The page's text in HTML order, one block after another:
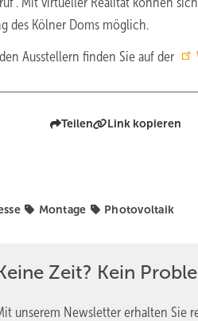
des Kölner Doms möglich.
Ausstellern finden Sie auf der
Teilen Link kopieren
Montage Photovoltaik
Zeit? Kein
unserem Newsletter erhalten Sie